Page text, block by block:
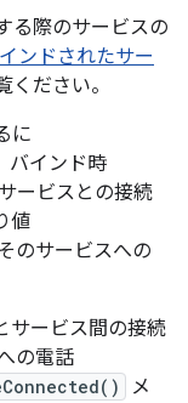
る際のサービスの
ンドされたサー
ください。
に
バインド時
ービスとの接続
値
のサービスへの
サービス間の接続
の電話
メ